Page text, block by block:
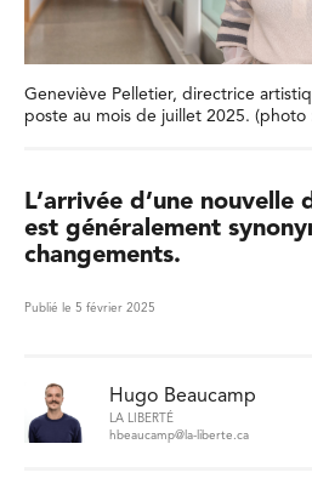
Geneviève Pelletier, directrice
poste au mois de juillet 2025. (photo
L’arrivée d’une
est généralement
changements.
Publié le 5 février 2025
Hugo Beaucamp
LA LIBERTÉ
hbeaucamp@la-liberte.ca